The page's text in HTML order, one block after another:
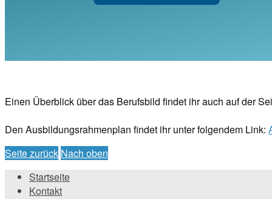
Einen Überblick über das Berufsbild findet ihr auch auf der
Den Ausbildungsrahmenplan findet ihr unter folgendem Link:
Seite zurück Nach oben
Startseite
Kontakt